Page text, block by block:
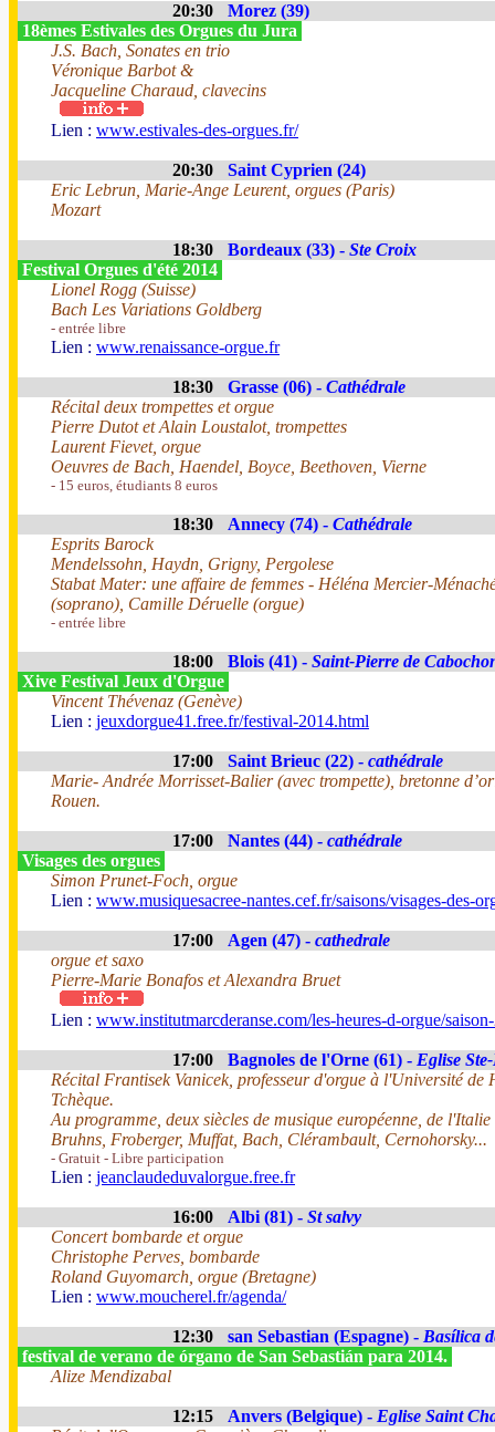
20:30
Morez (39)
18èmes Estivales des Orgues du Jura
J.S. Bach, Sonates en trio
Véronique Barbot &
Jacqueline Charaud, clavecins
Lien : www.estivales-des-orgues.fr/
20:30
Saint Cyprien (24)
Eric Lebrun, Marie-Ange Leurent, orgues (Paris)
Mozart
18:30 Bordeaux (33) - Ste Croix
Festival Orgues d'été 2014
Lionel Rogg (Suisse)
Bach Les Variations Goldberg
- entrée libre
Lien : www.renaissance-orgue.fr
18:30 Grasse (06) - Cathédrale
Récital deux trompettes et orgue
Pierre Dutot et Alain Loustalot, trompettes
Laurent Fievet, orgue
Oeuvres de Bach, Haendel, Boyce, Beethoven, Vierne
- 15 euros, étudiants 8 euros
18:30 Annecy (74) - Cathédrale
Esprits Barock
Mendelssohn, Haydn, Grigny, Pergolese
Stabat Mater: une affaire de femmes - Héléna Mercier-
(soprano), Camille Déruelle (orgue)
- entrée libre
18:00 Blois (41) - Saint-Pierre de
Xive Festival Jeux d'Orgue
Vincent Thévenaz (Genève)
Lien : jeuxdorgue41.free.fr/festival-2014.html
17:00 Saint Brieuc (22) - cathédrale
Marie- Andrée Morrisset-Balier (avec trompette), bretonne
Rouen.
17:00 Nantes (44) - cathédrale
Visages des orgues
Simon Prunet-Foch, orgue
Lien : www.musiquesacree-nantes.cef.fr/saisons/visages-des-
17:00 Agen (47) - cathedrale
orgue et saxo
Pierre-Marie Bonafos et Alexandra Bruet
Lien : www.institutmarcderanse.com/les-heures-d-orgue/
17:00 Bagnoles de l'Orne (61) - Eglise
Récital Frantisek Vanicek, professeur d'orgue à l'Université
Tchèque.
Au programme, deux siècles de musique européenne, de
Bruhns, Froberger, Muffat, Bach, Clérambault, Cernohorsky...
- Gratuit - Libre participation
Lien : jeanclaudeduvalorgue.free.fr
16:00 Albi (81) - St salvy
Concert bombarde et orgue
Christophe Perves, bombarde
Roland Guyomarch, orgue (Bretagne)
Lien : www.moucherel.fr/agenda/
12:30 san Sebastian (Espagne) - Basílica
festival de verano de órgano de San Sebastián para 2014.
Alize Mendizabal
12:15 Anvers (Belgique) - Eglise Saint